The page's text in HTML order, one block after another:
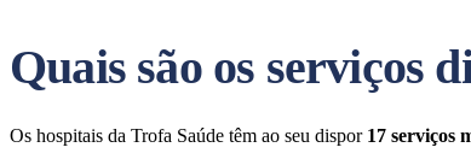
Quais são os serviços
Os hospitais da Trofa Saúde têm ao seu dispor 17 serviços